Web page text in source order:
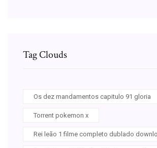
Tag Clouds
Os dez mandamentos capitulo 91 gloria
Torrent pokemon x
Rei leão 1 filme completo dublado